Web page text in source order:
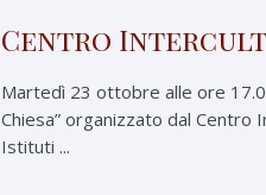
Centro
Martedì 23 ottobre alle ore
Chiesa” organizzato dal Centro
Istituti ...